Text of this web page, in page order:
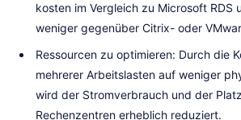
kosten im Vergleich zu Microsoft RDS
weniger gegenüber Citrix- oder
Ressourcen zu optimieren: Durch die
mehrerer Arbeitslasten auf weniger
wird der Stromverbrauch und der
Rechenzentren erheblich reduziert.